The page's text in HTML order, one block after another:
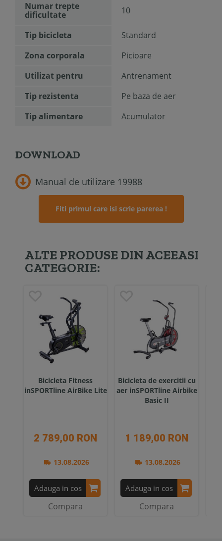
Numar trepte
dificultate
10
Tip bicicleta
Standard
Zona corporala
Picioare
Utilizat pentru
Antrenament
Tip rezistenta
Pe baza de aer
Tip alimentare
Acumulator
DOWNLOAD
Manual de utilizare 19988
Fiti primul care isi scrie parerea !
ALTE PRODUSE DIN ACEEASI
CATEGORIE:
Bicicleta Fitness
inSPORTline AirBike Lite
2 789,00 RON
13.08.2026
Adauga in cos
Compara
Bicicleta de exercitii cu
aer inSPORTline Airbike
Basic II
1 189,00 RON
13.08.2026
Adauga in cos
Compara